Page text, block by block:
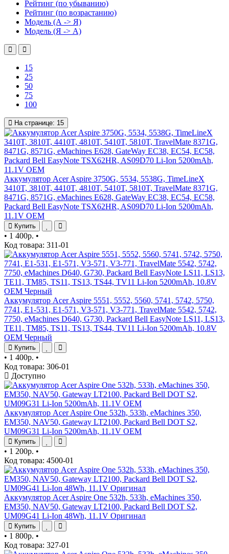
Рейтинг (по убыванию)
Рейтинг (по возрастанию)
Модель (А -> Я)
Модель (Я -> А)
15
25
50
75
100
На странице: 15
Аккумулятор Acer Aspire 3750G, 5534, 5538G, TimeLineX
3410T, 3810T, 4410T, 4810T, 5410T, 5810T, TravelMate 8371G,
8471G, 8571G, eMachines E628, GateWay EC38, EC54, EC58,
Packard Bell EasyNote TSX62HR, AS09D70 Li-Ion 5200mAh,
11.1V OEM
Купить
• 1 400р. •
Код товара: 311-01
Аккумулятор Acer Aspire 5551, 5552, 5560, 5741, 5742, 5750,
7741, E1-531, E1-571, V3-571, V3-771, TravelMate 5542, 5742,
7750, eMachines D640, G730, Packard Bell EasyNote LS11, LS13,
TE11, TM85, TS11, TS13, TS44, TV11 Li-Ion 5200mAh, 10.8V
OEM Черный
Купить
• 1 400р. •
Код товара: 306-01
Доступно
Аккумулятор Acer Aspire One 532h, 533h, eMachines 350,
EM350, NAV50, Gateway LT2100, Packard Bell DOT S2,
UM09G31 Li-Ion 5200mAh, 11.1V OEM
Купить
• 1 200р. •
Код товара: 4500-01
Аккумулятор Acer Aspire One 532h, 533h, eMachines 350,
EM350, NAV50, Gateway LT2100, Packard Bell DOT S2,
UM09G41 Li-Ion 48Wh, 11.1V Оригинал
Купить
• 1 800р. •
Код товара: 327-01